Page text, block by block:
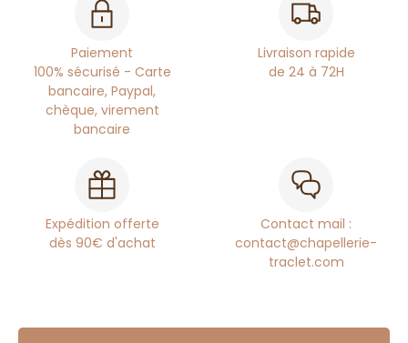
Paiement
100% sécurisé - Carte
bancaire, Paypal,
chèque, virement
bancaire
Livraison rapide
de 24 à 72H
Expédition offerte
dès 90€ d'achat
Contact mail :
contact@chapellerie-
traclet.com